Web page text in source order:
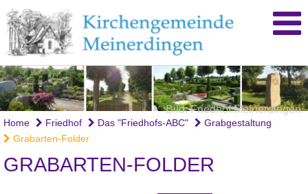
Bild: Friedhof Meinerdingen
Home Friedhof Das "Friedhofs-ABC"
Grabgestaltung
Grabarten-Folder
GRABARTEN-FOLDER